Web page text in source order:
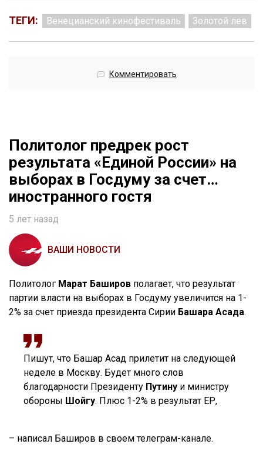
ТЕГИ: Венецианский кинофестиваль Золотой лев
Комментировать
Политолог предрек рост
результата «Единой России» на
выборах в Госдуму за счет…
иностранного гостя
5 лет назад
ВАШИ НОВОСТИ
Политолог Марат Баширов полагает, что результат
партии власти на выборах в Госдуму увеличится на 1-
2% за счет приезда президента Сирии Башара Асада.
Пишут, что Башар Асад прилетит на следующей
неделе в Москву. Будет много слов
благодарности Президенту Путину и министру
обороны Шойгу. Плюс 1-2% в результат ЕР,
– написал Баширов в своем телеграм-канале.